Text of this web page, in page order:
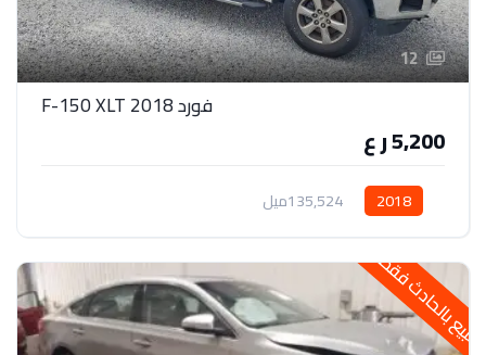
12
فورد 2018 F-150 XLT
5,200 ر ع
2018 135,524ميل
بالحادث فقط